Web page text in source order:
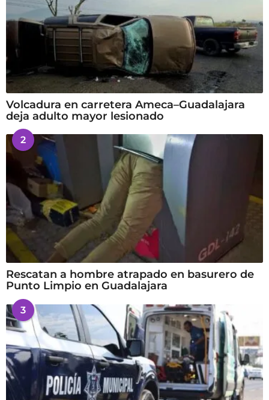
Volcadura en carretera Ameca–Guadalajara
deja adulto mayor lesionado
2
Rescatan a hombre atrapado en basurero de
Punto Limpio en Guadalajara
3